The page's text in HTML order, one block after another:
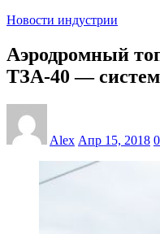
Новости индустрии
Аэродромный
ТЗА-40 —
Alex Апр 15, 2018 0